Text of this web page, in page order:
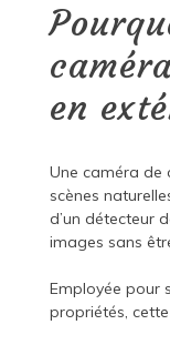
en
Une caméra de
scènes
d’un détecteur
images sans
Employée pour
propriétés,